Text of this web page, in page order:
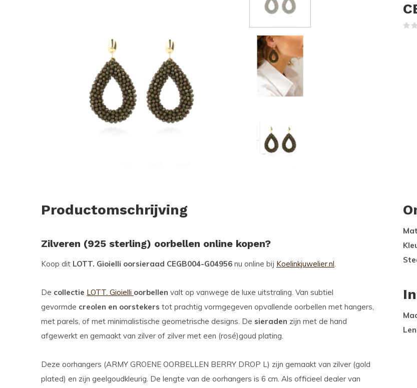
Productomschrijving
Zilveren (925 sterling) oorbellen online kopen?
Koop dit LOTT. Gioielli oorsieraad CEGB004-G04956 nu online bij Koelinkjuwelier.nl.
De collectie LOTT. Gioielli oorbellen valt op vanwege de luxe uitstraling. Van subtiel
gevormde creolen en oorstekers tot prachtig vormgegeven opvallende oorbellen met hangers,
met parels, of met minimalistische geometrische designs. De sieraden zijn met de hand
afgewerkt en gemaakt van zilver of zilver met een (rosé)goud plating.
Deze oorhangers (ARMY GROENE OORBELLEN BERRY DROP L) zijn gemaakt van zilver (gold
plated) en zijn geelgoudkleurig. De lengte van de oorhangers is 6 cm. Als officieel dealer van